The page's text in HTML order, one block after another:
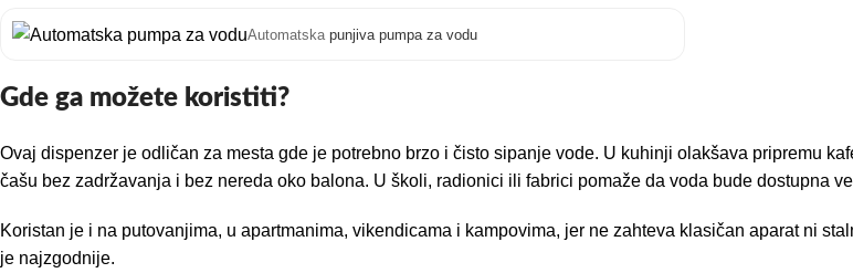
Automatska punjiva pumpa za vodu
Gde ga možete koristiti?
Ovaj dispenzer je odličan za mesta gde je potrebno brzo i čisto sipanje vode. U kuhinji olakšava pripremu
čašu bez zadržavanja i bez nereda oko balona. U školi, radionici ili fabrici pomaže da voda bude dostupna
Koristan je i na putovanjima, u apartmanima, vikendicama i kampovima, jer ne zahteva klasičan aparat ni
je najzgodnije.